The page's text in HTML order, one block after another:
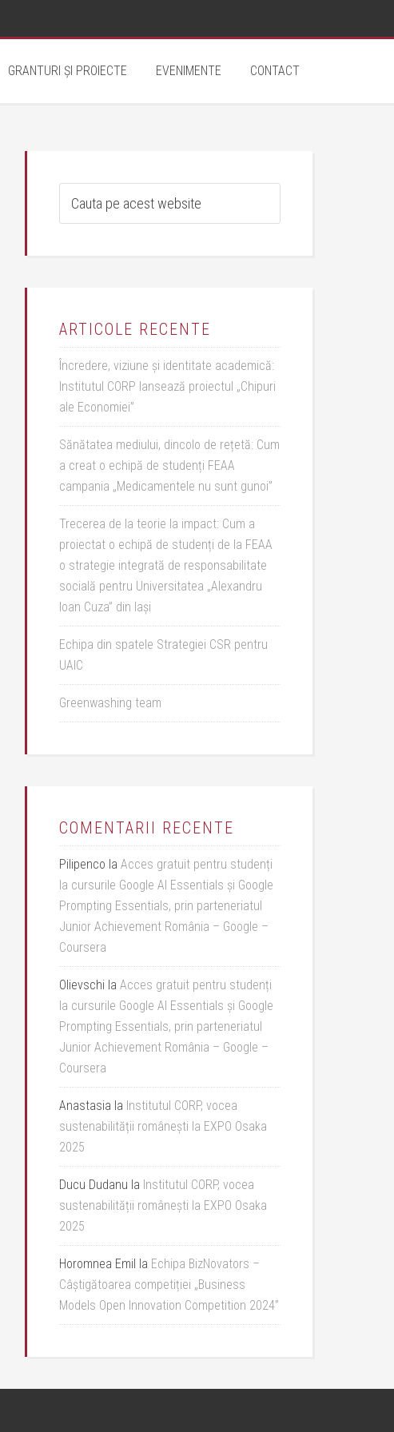
GRANTURI ȘI PROIECTE EVENIMENTE CONTACT
ARTICOLE RECENTE
Încredere, viziune și identitate academică:
Institutul CORP lansează proiectul „Chipuri
ale Economiei”
Sănătatea mediului, dincolo de rețetă: Cum
a creat o echipă de studenți FEAA
campania „Medicamentele nu sunt gunoi”
Trecerea de la teorie la impact: Cum a
proiectat o echipă de studenți de la FEAA
o strategie integrată de responsabilitate
socială pentru Universitatea „Alexandru
Ioan Cuza” din Iași
Echipa din spatele Strategiei CSR pentru
UAIC
Greenwashing team
COMENTARII RECENTE
Pilipenco la Acces gratuit pentru studenți
la cursurile Google AI Essentials și Google
Prompting Essentials, prin parteneriatul
Junior Achievement România – Google –
Coursera
Olievschi la Acces gratuit pentru studenți
la cursurile Google AI Essentials și Google
Prompting Essentials, prin parteneriatul
Junior Achievement România – Google –
Coursera
Anastasia la Institutul CORP, vocea
sustenabilității românești la EXPO Osaka
2025
Ducu Dudanu la Institutul CORP, vocea
sustenabilității românești la EXPO Osaka
2025
Horomnea Emil la Echipa BizNovators –
Câștigătoarea competiției „Business
Models Open Innovation Competition 2024”